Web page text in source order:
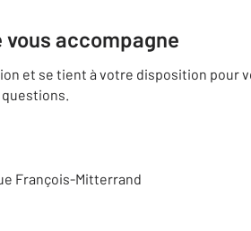
vous accompagne
et se tient à votre disposition pour
François-Mitterrand